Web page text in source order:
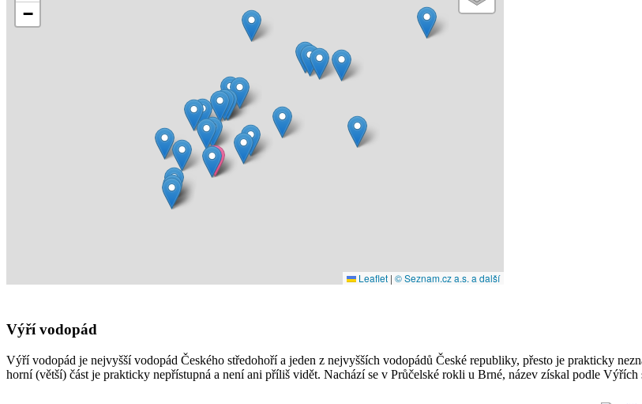
−
Leaflet | © Seznam.cz a.s. a další
Výří vodopád
Výří vodopád je nejvyšší vodopád Českého středohoří a jeden z nejvyšších vodopádů České republiky, přesto je prakticky
horní (větší) část je prakticky nepřístupná a není ani příliš vidět. Nachází se v Průčelské rokli u Brné, název získal podle Výřích